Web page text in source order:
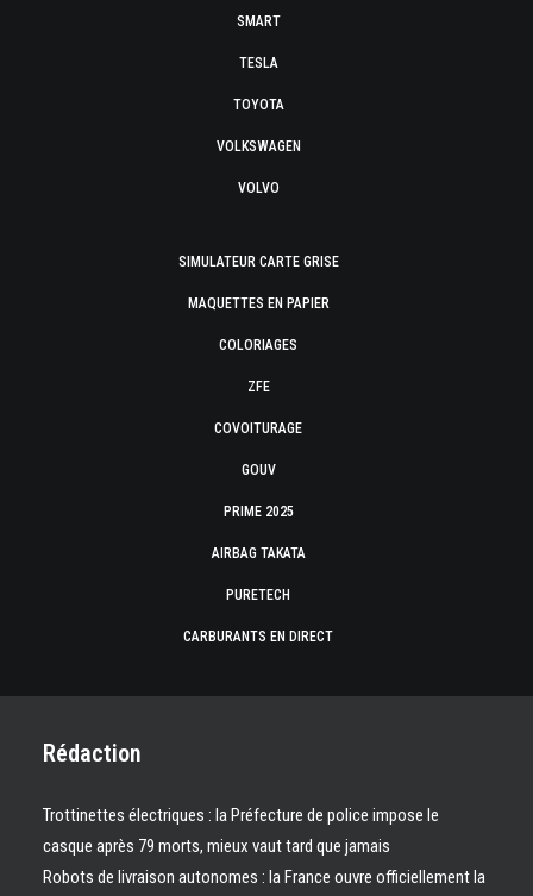
SMART
TESLA
TOYOTA
VOLKSWAGEN
VOLVO
SIMULATEUR CARTE GRISE
MAQUETTES EN PAPIER
COLORIAGES
ZFE
COVOITURAGE
GOUV
PRIME 2025
AIRBAG TAKATA
PURETECH
CARBURANTS EN DIRECT
Rédaction
Trottinettes électriques : la Préfecture de police impose le
casque après 79 morts, mieux vaut tard que jamais
Robots de livraison autonomes : la France ouvre officiellement la